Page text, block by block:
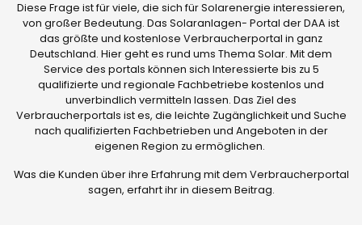
Diese Frage ist für viele, die sich für Solarenergie interessieren,
von großer Bedeutung. Das Solaranlagen- Portal der DAA ist
das größte und kostenlose Verbraucherportal in ganz
Deutschland. Hier geht es rund ums Thema Solar. Mit dem
Service des portals können sich Interessierte bis zu 5
qualifizierte und regionale Fachbetriebe kostenlos und
unverbindlich vermitteln lassen. Das Ziel des
Verbraucherportals ist es, die leichte Zugänglichkeit und Suche
nach qualifizierten Fachbetrieben und Angeboten in der
eigenen Region zu ermöglichen.
Was die Kunden über ihre Erfahrung mit dem Verbraucherportal
sagen, erfahrt ihr in diesem Beitrag.